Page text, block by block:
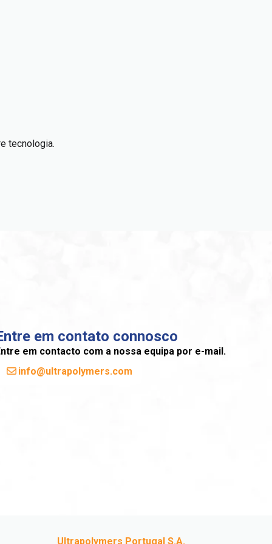
tecnologia.
em contato connosco
em contacto com a nossa equipa por e-mail.
info@ultrapolymers.com
Ultrapolymers Portugal S.A.